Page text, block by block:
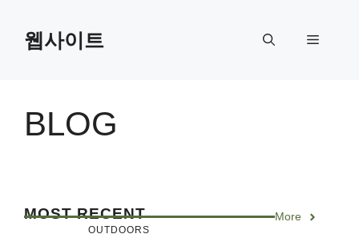
content웹사이트 Menu
BLOG
MOST RECENT More
OUTDOORS